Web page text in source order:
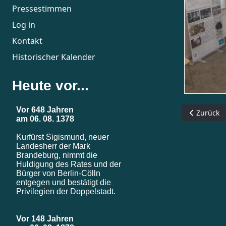
Pressestimmen
Log in
Kontakt
Historischer Kalender
Heute vor...
Vorheriger
Zurück